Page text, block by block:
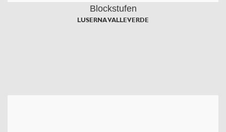
Blockstufen
LUSERNA VALLEVERDE